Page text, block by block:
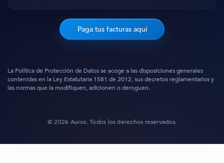
Paga tus facturas aquí
La Política de Protección de Datos se acoge a las disposiciones generales
contenidas en la Ley Estatutaria 1581 de 2012, sus decretos reglamentarios y
las normas que la modifiquen, adicionen o deroguen.
© 2026 Auros. Todos los derechos reservados.